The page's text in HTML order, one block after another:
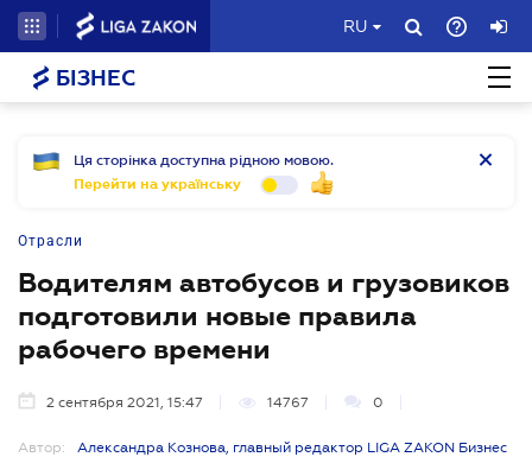
RU
БІЗНЕС
Ця сторінка доступна рідною мовою.
Перейти на українську
Отрасли
Водителям автобусов и грузовиков
подготовили новые правила
рабочего времени
2 сентября 2021, 15:47 14767 0
Автор: Александра Кознова, главный редактор LIGA ZAKON Бизнес